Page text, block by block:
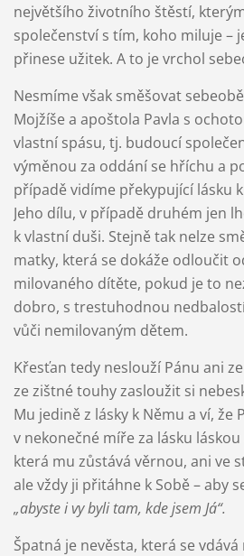
největšího životního štěstí,
společenství s tím, koho miluje –
přinese užitek. A to je vrchol
Nesmíme však směšovat
Mojžíše a apoštola Pavla s
vlastní spásu, tj. budoucí
výměnou za oddání se hříchu a
případě vidíme překypující lásku
Jeho dílu, v případě druhém jen
k vlastní duši. Stejně tak nelze
matky, která se dokáže odloučit
milovaného dítěte, pokud je to
dobro, s trestuhodnou
vůči nemilovaným dětem.
Křesťan tedy neslouží Pánu ani
ze zištné touhy zasloužit si
Mu jedině z lásky k Němu a ví, že
v nekonečné míře za lásku
která mu zůstává věrnou, ani ve
ale vždy ji přitáhne k Sobě – aby
„abyste i vy byli tam, kde jsem Já“.
Špatná je nevěsta, která se vdává